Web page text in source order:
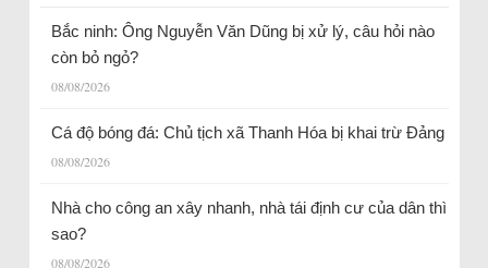
Bắc ninh: Ông Nguyễn Văn Dũng bị xử lý, câu hỏi nào
còn bỏ ngỏ?
08/08/2026
Cá độ bóng đá: Chủ tịch xã Thanh Hóa bị khai trừ Đảng
08/08/2026
Nhà cho công an xây nhanh, nhà tái định cư của dân thì
sao?
08/08/2026